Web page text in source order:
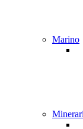
Marino